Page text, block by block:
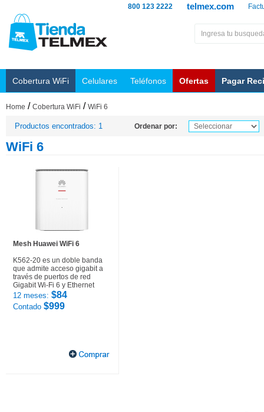
telmex.com
800 123 2222
Cobertura WiFi Celulares Teléfonos Ofertas Pagar
Home / Cobertura WiFi / WiFi 6
Productos encontrados: 1 Ordenar por:
WiFi 6
Mesh Huawei WiFi 6
K562-20 es un doble banda
que admite acceso gigabit a
través de puertos de red
Gigabit Wi-Fi 6 y Ethernet
12 meses: $84
Contado $999